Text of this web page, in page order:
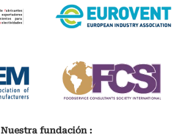
Nuestra fundación :